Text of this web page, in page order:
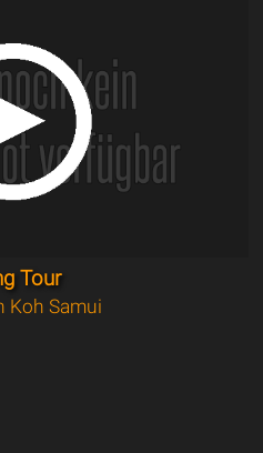
Tour
Koh Samui